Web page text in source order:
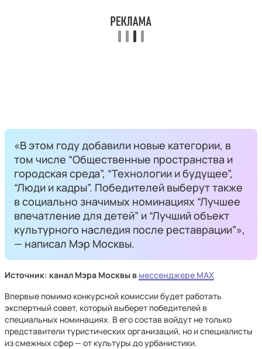
«В этом году добавили новые категории, в
том числе “Общественные пространства и
городская среда”, “Технологии и будущее”,
“Люди и кадры”. Победителей выберут также
в социально значимых номинациях “Лучшее
впечатление для детей” и “Лучший объект
культурного наследия после реставрации”»,
— написал Мэр Москвы.
Источник: канал Мэра Москвы в мессенджере MAX
Впервые помимо конкурсной комиссии будет работать
экспертный совет, который выберет победителей в
специальных номинациях. В его состав войдут не только
представители туристических организаций, но и специалисты
из смежных сфер — от культуры до урбанистики.